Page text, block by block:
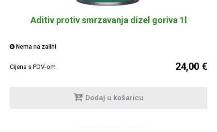
Aditiv protiv smrzavanja dizel goriva 1l
Nema na zalihi
Cijena s PDV-om 24,00 €
Dodaj u košaricu